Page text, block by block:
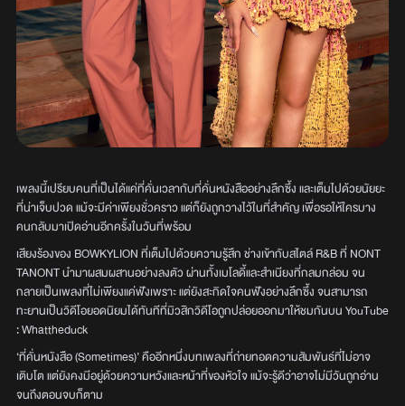
เพลงนี้เปรียบคนที่เป็นได้แค่ที่คั่นเวลากับที่คั่นหนังสืออย่างลึกซึ้ง และเต็มไปด้วยนัยยะ
ที่น่าเจ็บปวด แม้จะมีค่าเพียงชั่วคราว แต่ก็ยังถูกวางไว้ในที่สำคัญ เพื่อรอให้ใครบาง
คนกลับมาเปิดอ่านอีกครั้งในวันที่พร้อม
เสียงร้องของ BOWKYLION ที่เต็มไปด้วยความรู้สึก ช่างเข้ากับสไตล์ R&B ที่ NONT
TANONT นำมาผสมผสานอย่างลงตัว ผ่านทั้งเมโลดี้และสำเนียงที่กลมกล่อม จน
กลายเป็นเพลงที่ไม่เพียงแค่ฟังเพราะ แต่ยังสะกิดใจคนฟังอย่างลึกซึ้ง จนสามารถ
ทะยานเป็นวิดีโอยอดนิยมได้ทันทีที่มิวสิกวิดีโอถูกปล่อยออกมาให้ชมกันบน YouTube
: Whattheduck
‘ที่คั่นหนังสือ (Sometimes)’ คืออีกหนึ่งบทเพลงที่ถ่ายทอดความสัมพันธ์ที่ไม่อาจ
เติบโต แต่ยังคงมีอยู่ด้วยความหวังและหน้าที่ของหัวใจ แม้จะรู้ดีว่าอาจไม่มีวันถูกอ่าน
จนถึงตอนจบก็ตาม